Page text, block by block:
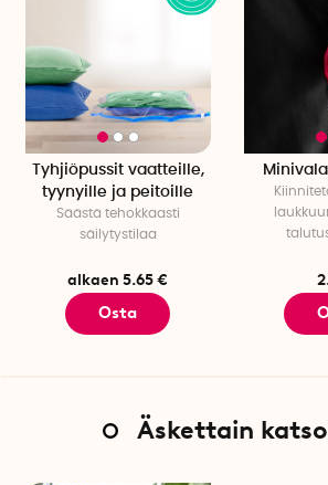
Tyhjiöpussit vaatteille,
tyynyille ja peitoille
Säästä tehokkaasti
säilytystilaa
alkaen 5.65 €
Osta
Äskettain